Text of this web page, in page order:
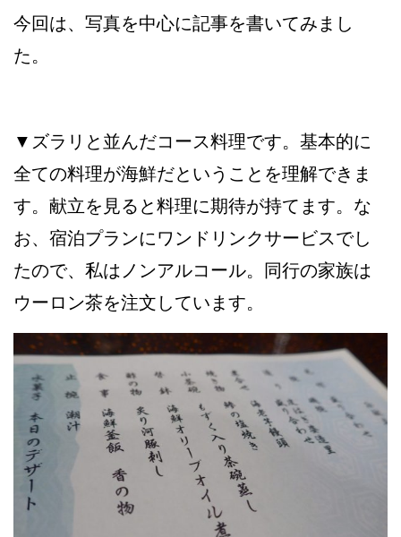
今回は、写真を中心に記事を書いてみまし
た。
▼ズラリと並んだコース料理です。基本的に
全ての料理が海鮮だということを理解できま
す。献立を見ると料理に期待が持てます。な
お、宿泊プランにワンドリンクサービスでし
たので、私はノンアルコール。同行の家族は
ウーロン茶を注文しています。